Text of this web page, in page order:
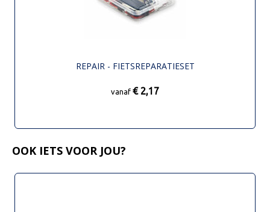
REPAIR - FIETSREPARATIESET
vanaf € 2,17
OOK IETS VOOR JOU?